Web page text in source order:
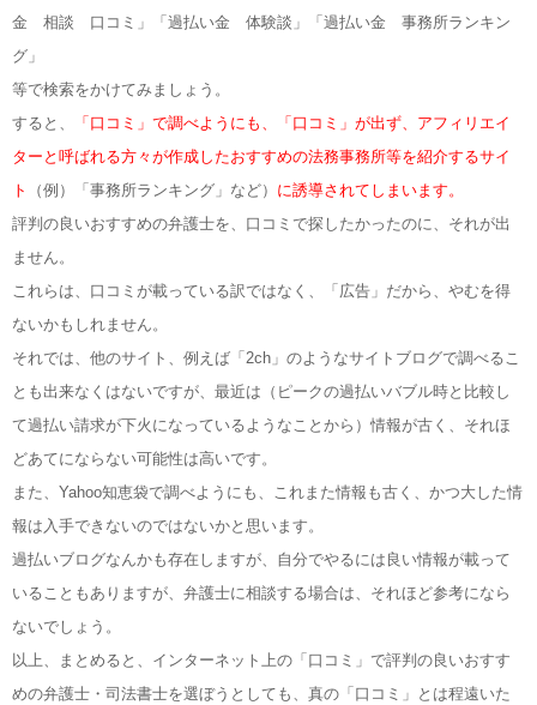
金 相談 口コミ」「過払い金 体験談」「過払い金 事務所ランキン
グ」
等で検索をかけてみましょう。
すると、
「口コミ」で調べようにも、「口コミ」が出ず、アフィリエイ
ターと呼ばれる方々が作成したおすすめの法務事務所等を紹介するサイ
ト
（例）「事務所ランキング」など） に誘導されてしまいます。
評判の良いおすすめの弁護士を、口コミで探したかったのに、それが出
ません。
これらは、口コミが載っている訳ではなく、「広告」だから、やむを得
ないかもしれません。
それでは、他のサイト、例えば「2ch」のようなサイトブログで調べるこ
とも出来なくはないですが、最近は（ピークの過払いバブル時と比較し
て過払い請求が下火になっているようなことから）情報が古く、それほ
どあてにならない可能性は高いです。
また、Yahoo知恵袋で調べようにも、これまた情報も古く、かつ大した情
報は入手できないのではないかと思います。
過払いブログなんかも存在しますが、自分でやるには良い情報が載って
いることもありますが、弁護士に相談する場合は、それほど参考になら
ないでしょう。
以上、まとめると、インターネット上の「口コミ」で評判の良いおすす
めの弁護士・司法書士を選ぼうとしても、真の「口コミ」とは程遠いた